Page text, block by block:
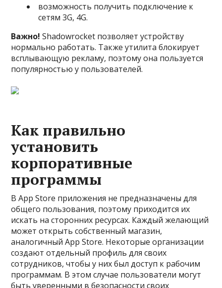
возможность получить подключение к
сетям 3G, 4G.
Важно! Shadowrocket позволяет устройству
нормально работать. Также утилита блокирует
всплывающую рекламу, поэтому она пользуется
популярностью у пользователей.
Как правильно
установить
корпоративные
программы
В App Store приложения не предназначены для
общего пользования, поэтому приходится их
искать на сторонних ресурсах. Каждый желающий
может открыть собственный магазин,
аналогичный App Store. Некоторые организации
создают отдельный профиль для своих
сотрудников, чтобы у них был доступ к рабочим
программам. В этом случае пользователи могут
быть уверенными в безопасности своих